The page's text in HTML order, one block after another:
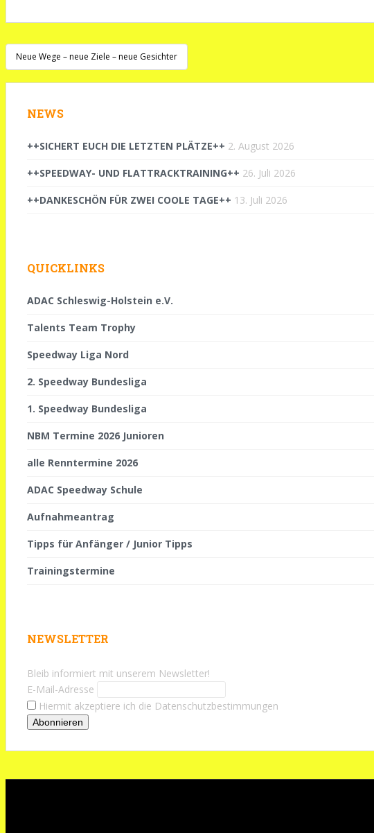
Beitragsnavigation
Neue Wege – neue Ziele – neue Gesichter
NEWS
++SICHERT EUCH DIE LETZTEN PLÄTZE++ 2. August 2026
++SPEEDWAY- UND FLATTRACKTRAINING++ 26. Juli 2026
++DANKESCHÖN FÜR ZWEI COOLE TAGE++ 13. Juli 2026
QUICKLINKS
ADAC Schleswig-Holstein e.V.
Talents Team Trophy
Speedway Liga Nord
2. Speedway Bundesliga
1. Speedway Bundesliga
NBM Termine 2026 Junioren
alle Renntermine 2026
ADAC Speedway Schule
Aufnahmeantrag
Tipps für Anfänger / Junior Tipps
Trainingstermine
NEWSLETTER
Bleib informiert mit unserem Newsletter!
E-Mail-Adresse
Hiermit akzeptiere ich die Datenschutzbestimmungen